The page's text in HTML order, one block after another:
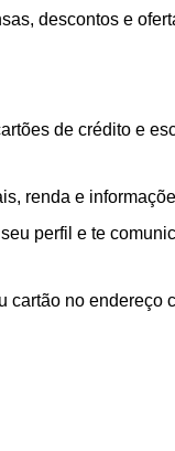
descontos e
de crédito e
renda e
perfil e te
cartão no endereço